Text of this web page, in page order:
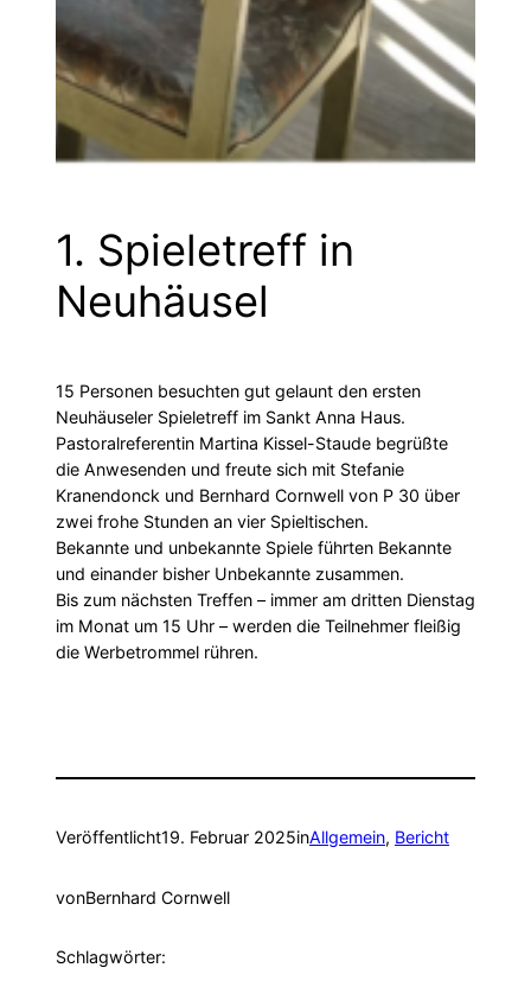
1. Spieletreff in
Neuhäusel
15 Personen besuchten gut gelaunt den ersten
Neuhäuseler Spieletreff im Sankt Anna Haus.
Pastoralreferentin Martina Kissel-Staude begrüßte
die Anwesenden und freute sich mit Stefanie
Kranendonck und Bernhard Cornwell von P 30 über
zwei frohe Stunden an vier Spieltischen.
Bekannte und unbekannte Spiele führten Bekannte
und einander bisher Unbekannte zusammen.
Bis zum nächsten Treffen – immer am dritten Dienstag
im Monat um 15 Uhr – werden die Teilnehmer fleißig
die Werbetrommel rühren.
Veröffentlicht19. Februar 2025inAllgemein, Bericht
vonBernhard Cornwell
Schlagwörter: